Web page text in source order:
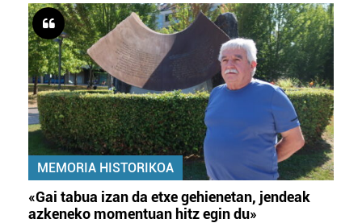
MEMORIA HISTORIKOA
«Gai tabua izan da etxe gehienetan, jendeak
azkeneko momentuan hitz egin du»